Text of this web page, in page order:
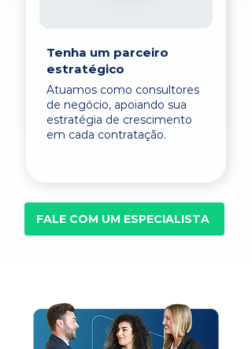
Tenha um parceiro
estratégico
Atuamos como consultores
de negócio, apoiando sua
estratégia de crescimento
em cada contratação.
FALE COM UM ESPECIALISTA